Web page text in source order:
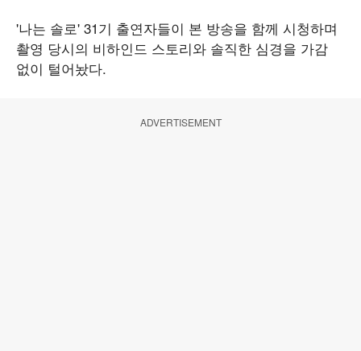
'나는 솔로' 31기 출연자들이 본 방송을 함께 시청하며
촬영 당시의 비하인드 스토리와 솔직한 심경을 가감
없이 털어놨다.
ADVERTISEMENT